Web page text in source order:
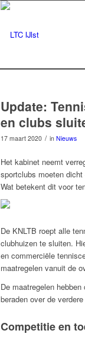
Update:
en clubs
17 maart 2020 / in Nieuws
Het kabinet neemt
sportclubs moeten
Wat betekent dit voor
De KNLTB roept alle
clubhuizen te sluiten.
en commerciële
maatregelen vanuit de
De maatregelen
beraden over de
Competitie en